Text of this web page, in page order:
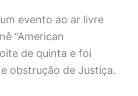
evento ao ar livre
“American
de quinta e foi
obstrução de Justiça.